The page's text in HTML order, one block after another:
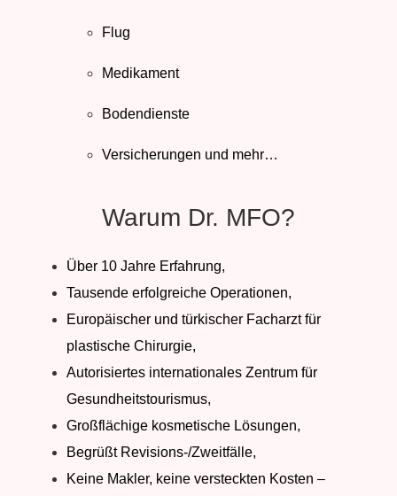
Flug
Medikament
Bodendienste
Versicherungen und mehr…
Warum Dr. MFO?
Über 10 Jahre Erfahrung,
Tausende erfolgreiche Operationen,
Europäischer und türkischer Facharzt für
plastische Chirurgie,
Autorisiertes internationales Zentrum für
Gesundheitstourismus,
Großflächige kosmetische Lösungen,
Begrüßt Revisions-/Zweitfälle,
Keine Makler, keine versteckten Kosten –